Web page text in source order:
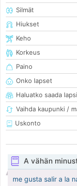
Silmät
Hiukset
Keho
Korkeus
Paino
Onko lapset
Haluatko saada
Vaihda kaupunki /
Uskonto
A vähän
me gusta salir a la